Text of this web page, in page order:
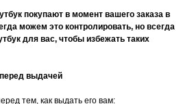
покупают в момент вашего заказа в
можем это контролировать, но всегда
для вас, чтобы избежать таких
выдачей
тем, как выдать его вам: